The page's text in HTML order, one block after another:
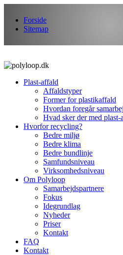
Forside
Sitemap
Plast-affald
Affaldstyper
Former for plastikaffald
Hvordan foregår
Hvad sker der med plast-
Hvorfor recycling?
Bedre miljø
Bedre klima
Bedre bundlinje
Samfundsniveau
Virksomhedsniveau
Om Polyloop
Samarbejdspartnere
Fokus
Idegrundlag
Nyheder
Priser
Kontakt
FAQ
Kontakt